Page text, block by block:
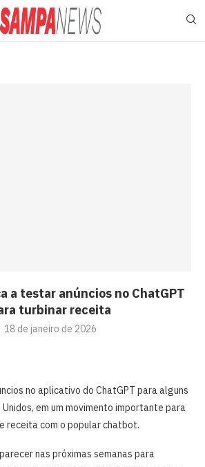
a testar anúncios no ChatGPT
turbinar receita
18 de janeiro de 2026
no aplicativo do ChatGPT para alguns
em um movimento importante para
receita com o popular chatbot.
nas próximas semanas para